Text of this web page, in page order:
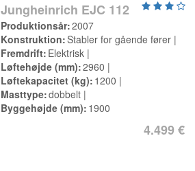
Jungheinrich EJC 112
Produktionsår 2007
Konstruktion Stabler for gående fører
Fremdrift Elektrisk
Løftehøjde (mm) 2960
Løftekapacitet (kg) 1200
Masttype dobbelt
Byggehøjde (mm) 1900
4.499 €